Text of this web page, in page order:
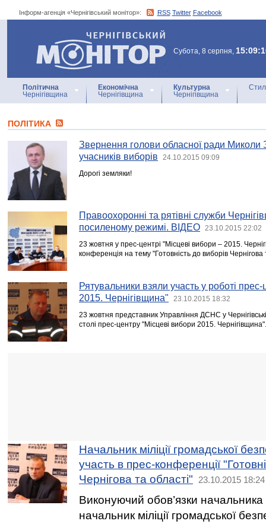
Інформ-агенція «Чернігівський монітор»: RSS Twitter Facebook
Інформ-агенція
«Чернігівський монітор»
Субота, 8 серпня,
Політична
Чернігівщина
Економічна
Чернігівщина
Культурна
Чернігівщина
ПОЛІТИКА
Звернення голови обласної ради Миколи
учасників виборів
24.10.2015 09:09
Дорогі земляки!
Правоохоронні та рятівні служби
посиленому режимі. ВІДЕО
23.10.2015 22:02
23 жовтня у прес-центрі "Місцеві вибори – 2015.
конференція на тему "Готовність до виборів Чернігова
Рятувальники взяли участь у роботі
2015. Чернігівщина"
23.10.2015 18:32
23 жовтня представник Управління ДСНС у
столі прес-центру "Місцеві вибори 2015. Чернігівщина".
Начальник міліції громадської
участь в прес-конференції
Чернігова та області"
23.10.2015 18:24
Виконуючий обов’язки начальника
начальник міліції громадської